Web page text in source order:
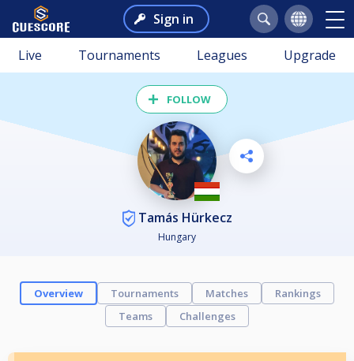
Sign in
Live Tournaments Leagues Upgrade
FOLLOW
Tamás Hürkecz
Hungary
Overview Tournaments Matches
Rankings
Teams
Challenges